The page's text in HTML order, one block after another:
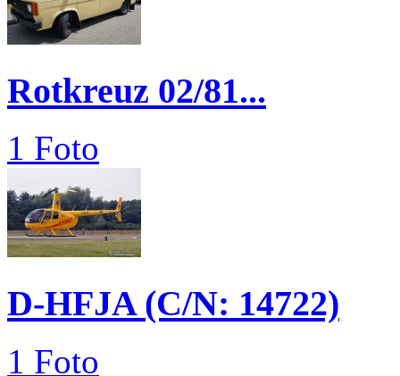
Rotkreuz 02/81...
1 Foto
D-HFJA (C/N: 14722)
1 Foto